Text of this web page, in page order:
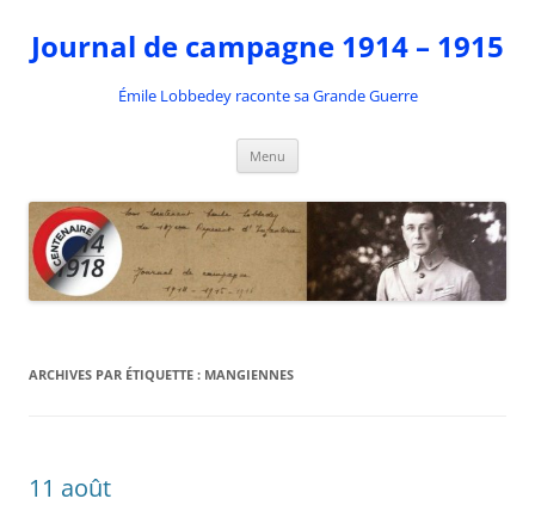
contenu
Journal de campagne 1914 – 1915
Émile Lobbedey raconte sa Grande Guerre
Menu
ARCHIVES PAR ÉTIQUETTE : MANGIENNES
11 août